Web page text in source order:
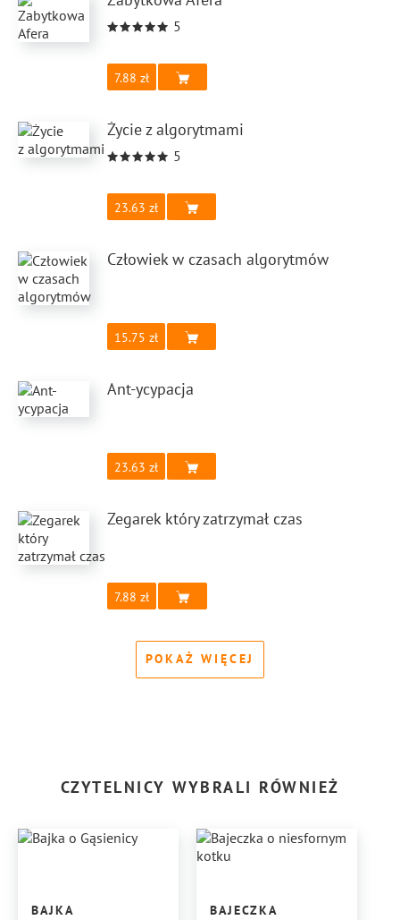
5
7.88
Życie z algorytmami
5
23.63
Człowiek w czasach algorytmów
15.75
Ant-ycypacja
23.63
Zegarek który zatrzymał czas
7.88
POKAŻ WIĘCEJ
CZYTELNICY WYBRALI RÓWNIEŻ
BAJKA
BAJECZKA